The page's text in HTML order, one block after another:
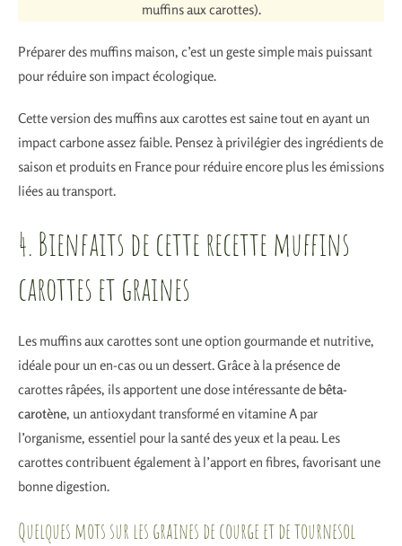
muffins aux carottes).
Préparer des muffins maison, c’est un geste simple mais puissant
pour réduire son impact écologique.
Cette version des muffins aux carottes est saine tout en ayant un
impact carbone assez faible. Pensez à privilégier des ingrédients de
saison et produits en France pour réduire encore plus les émissions
liées au transport.
4. Bienfaits de cette recette muffins
carottes et graines
Les muffins aux carottes sont une option gourmande et nutritive,
idéale pour un en-cas ou un dessert. Grâce à la présence de
carottes râpées, ils apportent une dose intéressante de bêta-
carotène, un antioxydant transformé en vitamine A par
l’organisme, essentiel pour la santé des yeux et la peau. Les
carottes contribuent également à l’apport en fibres, favorisant une
bonne digestion.
Quelques mots sur les graines de courge et de tournesol